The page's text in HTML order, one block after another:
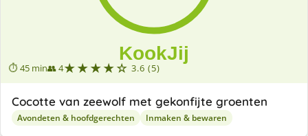
⏱ 45 min👥 4★★★★☆ 3.6 (5)
Cocotte van zeewolf met gekonfijte groenten
Avondeten & hoofdgerechten Inmaken & bewaren